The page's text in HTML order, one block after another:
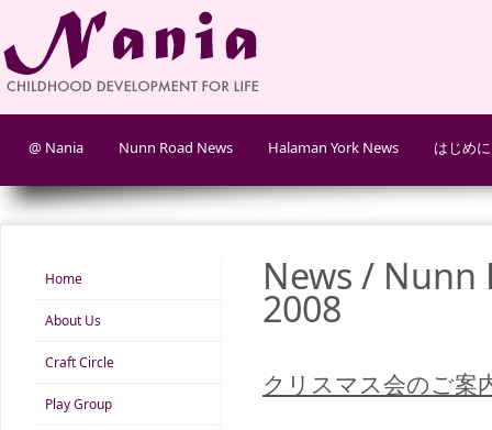
@ Nania Nunn Road News Halaman York News はじめに
Home
About Us
Craft Circle
Play Group
News / Nunn
2008
クリスマス会のご案